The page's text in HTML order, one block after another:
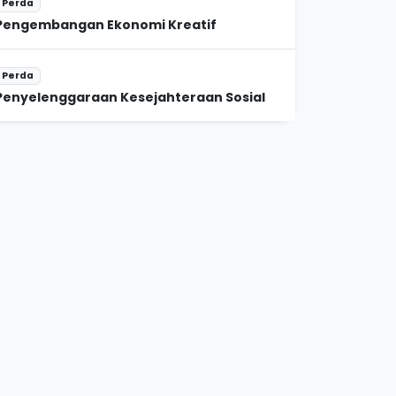
Perda
Ekonomi Kreatif
Perda
Kesejahteraan Sosial